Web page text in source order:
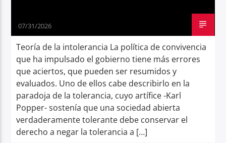
07/31/2026
Teoría de la intolerancia La política de convivencia
que ha impulsado el gobierno tiene más errores
que aciertos, que pueden ser resumidos y
evaluados. Uno de ellos cabe describirlo en la
paradoja de la tolerancia, cuyo artífice -Karl
Popper- sostenía que una sociedad abierta
verdaderamente tolerante debe conservar el
derecho a negar la tolerancia a […]